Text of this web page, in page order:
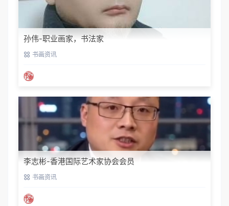
孙伟-职业画家，书法家
书画资讯
李志彬-香港国际艺术家协会会员
书画资讯